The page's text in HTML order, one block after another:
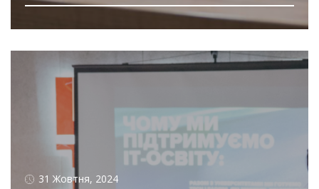
31 Жовтня, 2024